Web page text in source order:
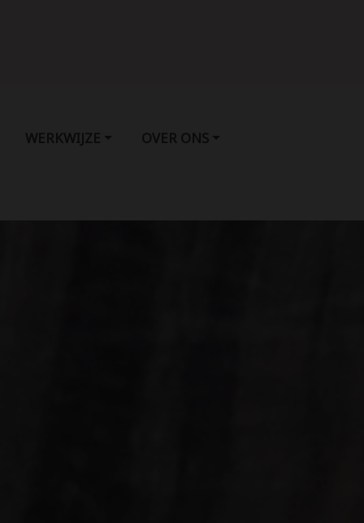
WERKWIJZE OVER ONS